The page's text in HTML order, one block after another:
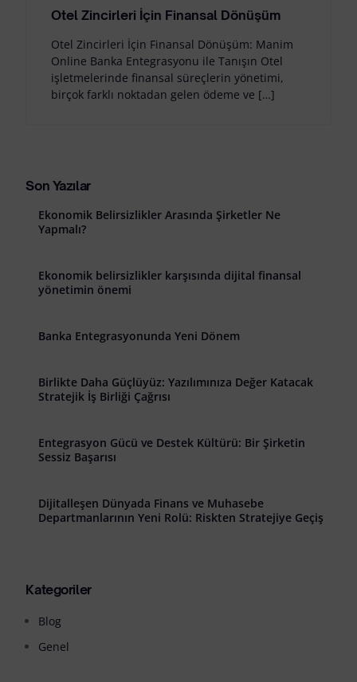
Otel Zincirleri İçin Finansal Dönüşüm
Otel Zincirleri İçin Finansal Dönüşüm: Manim
Online Banka Entegrasyonu ile Tanışın Otel
işletmelerinde finansal süreçlerin yönetimi,
birçok farklı noktadan gelen ödeme ve […]
Son Yazılar
Ekonomik Belirsizlikler Arasında Şirketler Ne
Yapmalı?
Ekonomik belirsizlikler karşısında dijital finansal
yönetimin önemi
Banka Entegrasyonunda Yeni Dönem
Birlikte Daha Güçlüyüz: Yazılımınıza Değer Katacak
Stratejik İş Birliği Çağrısı
Entegrasyon Gücü ve Destek Kültürü: Bir Şirketin
Sessiz Başarısı
Dijitalleşen Dünyada Finans ve Muhasebe
Departmanlarının Yeni Rolü: Riskten Stratejiye Geçiş
Kategoriler
Blog
Genel